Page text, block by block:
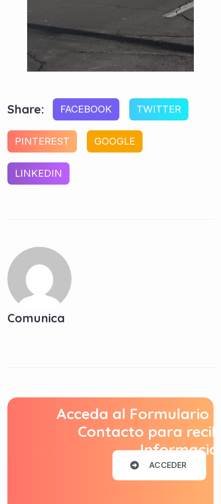
Share: FACEBOOK TWITTER
PINTEREST GOOGLE
LINKEDIN
Comunica
Acceda al Formulario
Contacto para
ACCEDER